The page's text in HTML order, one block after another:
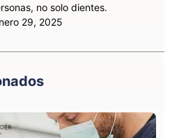
no solo dientes.
29, 2025